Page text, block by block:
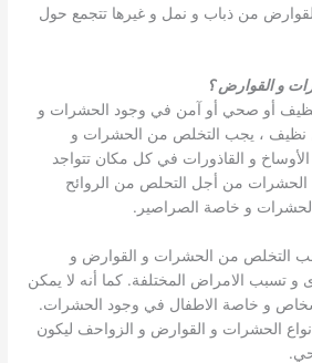
من ذباب و نمل و غيرها تتجمع حول
و القوارض ؟
نظيف أو صحي أو آمن في وجود الحشرات و
نظيف ، يجب التخلص من الحشرات و
و القاذورات في كل مكان تتواجد
من أجل التحلص من الروائح
الحشرات و خاصة الصراصير.
التخلص من الحشرات و القوارض و
و تسبب الامراض المختلفة. كما أنه لا يمكن
و خاصة الاطفال في وجود الحشرات.
الحشرات و القوارض و الزواحف ليكون